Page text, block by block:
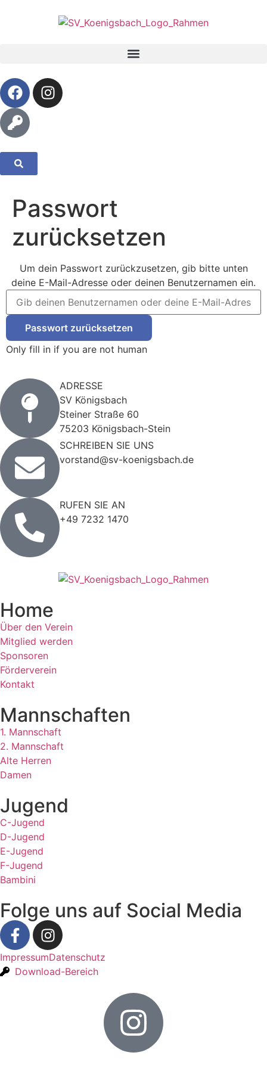
Suche öffnen
Passwort
zurücksetzen
Um dein Passwort zurückzusetzen, gib bitte unten
deine E-Mail-Adresse oder deinen Benutzernamen ein.
Only fill in if you are not human
ADRESSE
SV Königsbach
Steiner Straße 60
75203 Königsbach-Stein
SCHREIBEN SIE UNS
vorstand@sv-koenigsbach.de
RUFEN SIE AN
+49 7232 1470
Home
Über den Verein
Mitglied werden
Sponsoren
Förderverein
Kontakt
Mannschaften
1. Mannschaft
2. Mannschaft
Alte Herren
Damen
Jugend
C-Jugend
D-Jugend
E-Jugend
F-Jugend
Bambini
Folge uns auf Social Media
ImpressumDatenschutz
Download-Bereich